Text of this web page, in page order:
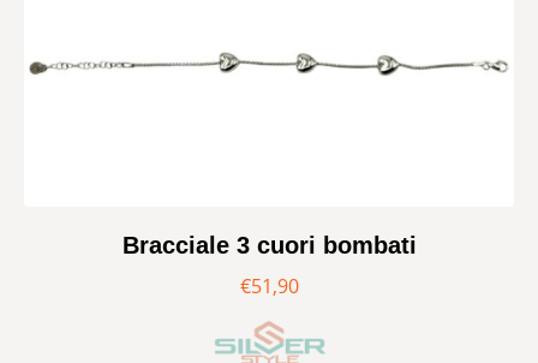
Bracciale 3 cuori bombati
€51,90